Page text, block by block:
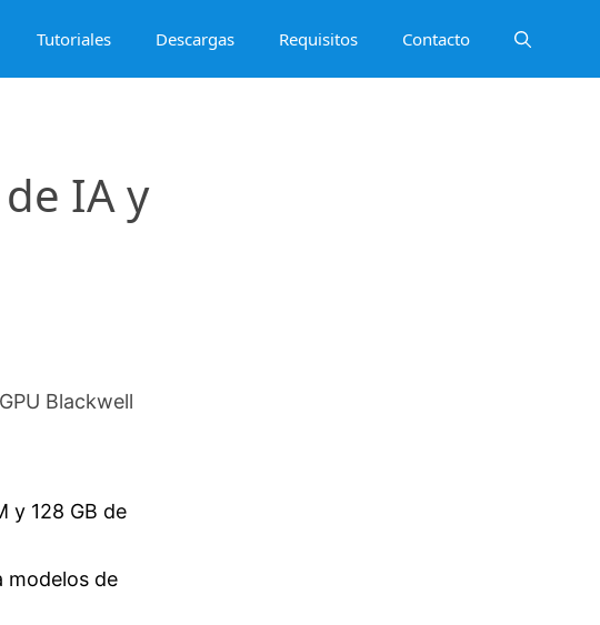
Tutoriales Descargas Requisitos Contacto
IA y
Blackwell
y 128 GB de
modelos de